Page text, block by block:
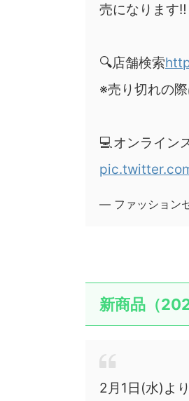
売になります‼️
🔍店舗検索
※売り切れの
💻オンライン
— ファッション
新商品（
2月1日(水)よ